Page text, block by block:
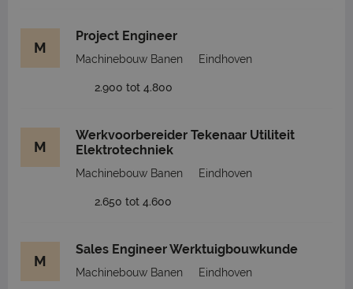
M
Project Engineer
Machinebouw Banen Eindhoven
2.900 tot 4.800
M
Werkvoorbereider Tekenaar Utiliteit
Elektrotechniek
Machinebouw Banen Eindhoven
2.650 tot 4.600
M
Sales Engineer Werktuigbouwkunde
Machinebouw Banen Eindhoven